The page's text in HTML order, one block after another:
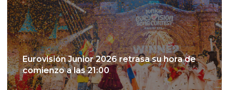
Eurovisión Junior 2026 retrasa su hora de
comienzo a las 21:00